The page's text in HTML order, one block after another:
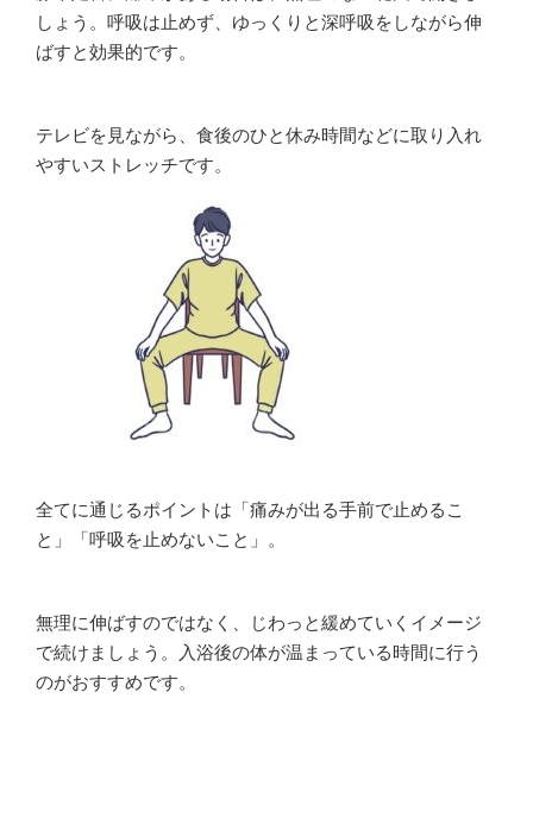
しょう。呼吸は止めず、ゆっくりと深呼吸をしながら伸
ばすと効果的です。
テレビを見ながら、食後のひと休み時間などに取り入れ
やすいストレッチです。
全てに通じるポイントは「痛みが出る手前で止めるこ
と」「呼吸を止めないこと」。
無理に伸ばすのではなく、じわっと緩めていくイメージ
で続けましょう。入浴後の体が温まっている時間に行う
のがおすすめです。